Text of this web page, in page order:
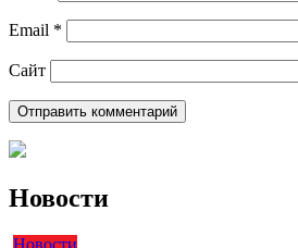
Email *
Сайт
Новости
Новости